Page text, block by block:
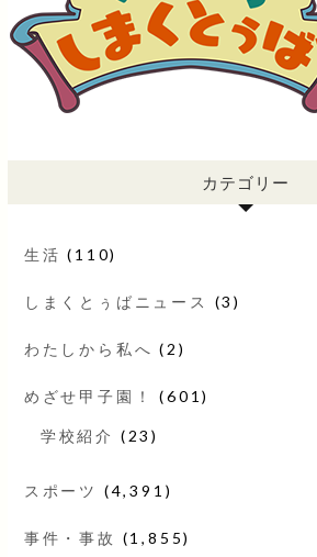
カテゴリー
生活 (110)
しまくとぅばニュース (3)
わたしから私へ (2)
めざせ甲子園！ (601)
学校紹介 (23)
スポーツ (4,391)
事件・事故 (1,855)